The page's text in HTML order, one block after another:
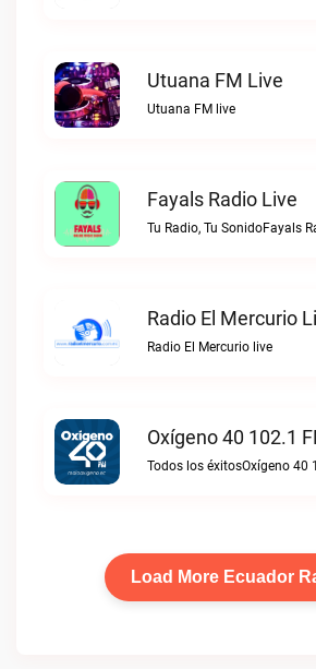
Utuana FM Live
Utuana FM live
Fayals Radio Live
Tu Radio, Tu SonidoFayals
Radio El Mercurio
Radio El Mercurio live
Oxígeno 40 102.1
Todos los éxitosOxígeno 40
Load More Ecuador